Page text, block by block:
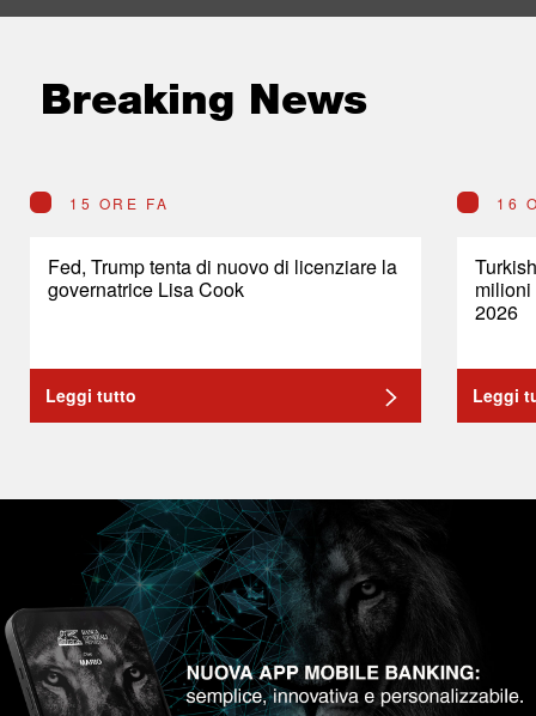
Breaking News
15 ORE FA
Fed, Trump tenta di nuovo di licenziare la
governatrice Lisa Cook
Leggi tutto
16
2026
Leggi